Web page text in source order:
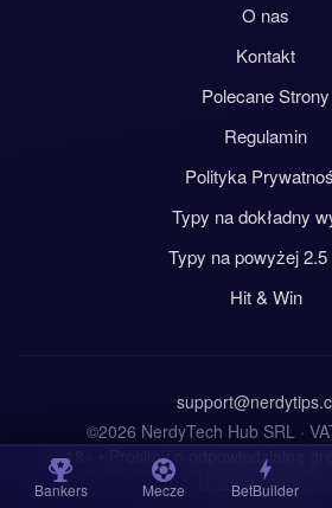
Bankers Mecze BetBuilder
O nas
Kontakt
Polecane Strony
Regulamin
Polityka
Typy na dokładny
Typy na powyżej 2.5
Hit & Win
18+ • Prosimy o odpowiedzialną grę
©2026 NerdyTech Hub SRL ·